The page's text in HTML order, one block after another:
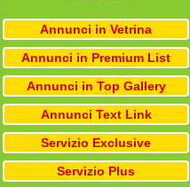
Annunci in Vetrina
Annunci in Premium List
Annunci in Top Gallery
Annunci Text Link
Servizio Exclusive
Servizio Plus